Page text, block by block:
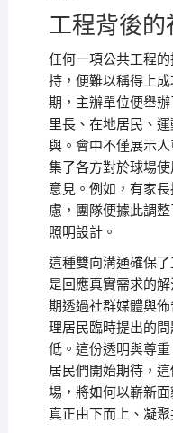
工程背後
任何一項公共工程
持，便難以稱得上
期，主辦單位便舉
里長、在地居民、
與。會中不僅展示
集了各方對於球場
意見。例如，有家
慮，團隊便據此調
照明設計。
這種雙向溝通確保
是回應真實需求的
期透過社群媒體與
理居民臨時提出的
低。這份透明與尊
居民們開始期待，
場，將如何以嶄新
真正由下而上、凝